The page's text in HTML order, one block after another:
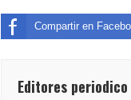
Compartir en
Editores